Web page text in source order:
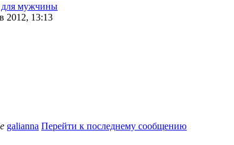
мужчины
2012, 13:13
galianna Перейти к последнему сообщению